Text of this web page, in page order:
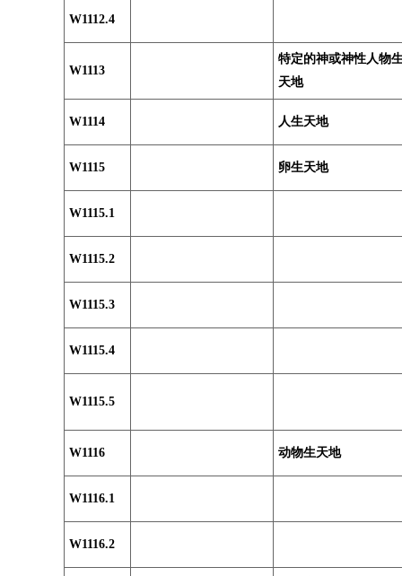
W1112.4
W1113
特定的神或神性人物
天地
W1114 人生天地
W1115 卵生天地
W1115.1
W1115.2
W1115.3
W1115.4
W1115.5
W1116 动物生天地
W1116.1
W1116.2